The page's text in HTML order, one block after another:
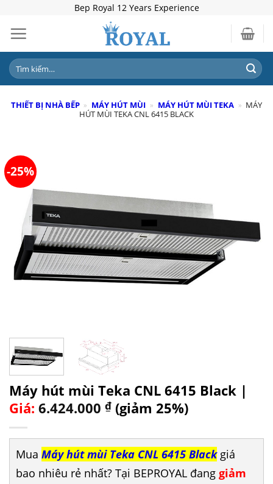
content
Bep Royal 12 Years Experience
Tìm
kiếm:
THIẾT BỊ NHÀ BẾP » MÁY HÚT MÙI » MÁY HÚT MÙI TEKA » MÁY
HÚT MÙI TEKA CNL 6415 BLACK
-25%
Máy hút mùi Teka CNL 6415 Black |
Giá: 6.424.000 ₫ (giảm 25%)
Mua Máy hút mùi Teka CNL 6415 Blackgiá
bao nhiêu rẻ nhất? Tại BEPROYAL đang giảm